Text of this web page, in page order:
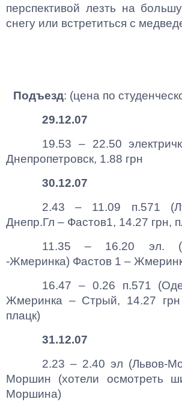
перспективой лезть на
снегу или встретиться с
Подъезд: (цена по
29.12.07
19.53 – 22.50
Днепропетровск, 1.88 грн
30.12.07
2.43 – 11.09 п.571
Днепр.Гл – Фастов1, 14.27 грн,
11.35 – 16.20 эл.
-Жмеринка) Фастов 1 –
16.47 – 0.26 п.571
Жмеринка – Стрый, 14.27 грн
плацк)
31.12.07
2.23 – 2.40 эл (Львов-
Моршин (хотели осмотреть
Моршина)